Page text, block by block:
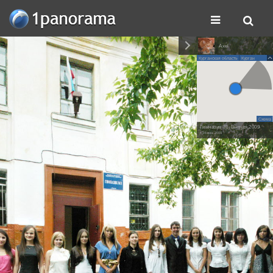
Axel
Курганская область Курган
Схема
Гимназия 31. Выпуск 2009
• 24 июн. 2009